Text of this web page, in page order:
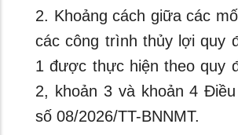
2. Khoảng cách giữa các
các công trình thủy lợi quy
1 được thực hiện theo quy
2, khoản 3 và khoản 4
số 08/2026/TT-BNNMT.